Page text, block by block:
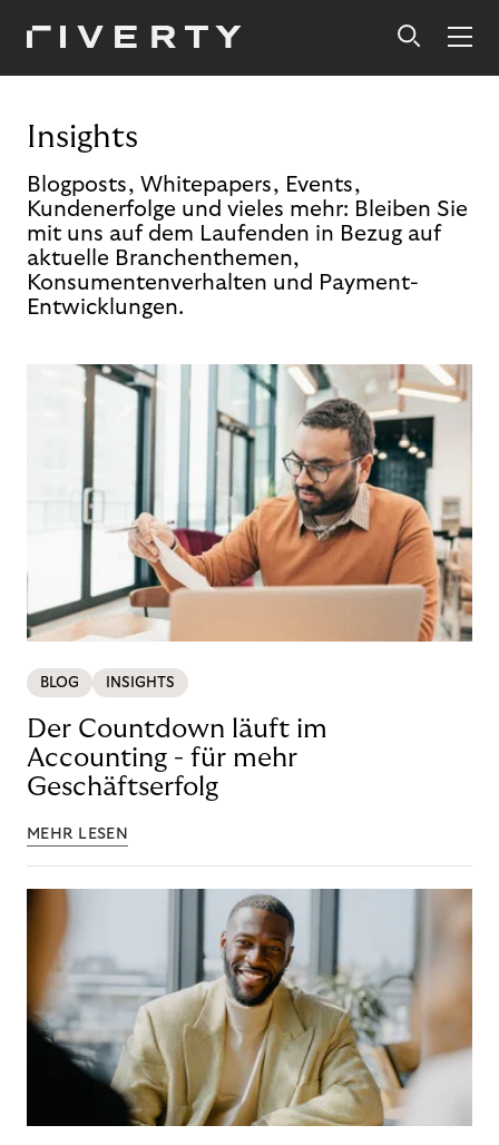
Insights
Blogposts, Whitepapers, Events,
Kundenerfolge und vieles mehr: Bleiben Sie
mit uns auf dem Laufenden in Bezug auf
aktuelle Branchenthemen,
Konsumentenverhalten und Payment-
Entwicklungen.
BLOG INSIGHTS
Der Countdown läuft im
Accounting - für mehr
Geschäftserfolg
MEHR LESEN